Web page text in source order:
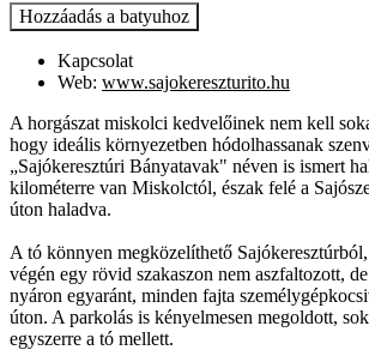
Kapcsolat
Web: www.sajokereszturito.hu
A horgászat miskolci kedvelőinek nem kell
hogy ideális környezetben hódolhassanak
„Sajókeresztúri Bányatavak" néven is ismert
kilométerre van Miskolctól, észak felé a
úton haladva.
A tó könnyen megközelíthető
végén egy rövid szakaszon nem aszfaltozott,
nyáron egyaránt, minden fajta
úton. A parkolás is kényelmesen megoldott,
egyszerre a tó mellett.